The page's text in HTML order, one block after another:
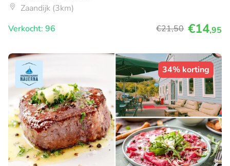
Zaandijk (3km)
Verkocht: 96
€21,50 €14,95
34% korting